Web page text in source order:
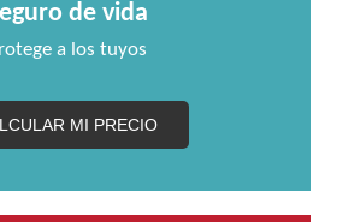
de vida
a los tuyos
MI PRECIO